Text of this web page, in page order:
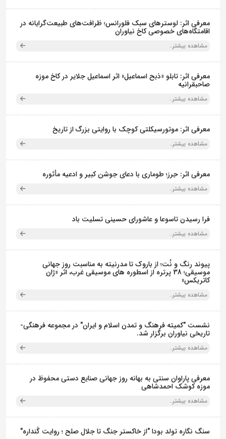
معرفی اثر: لوسترهای سبک فلورانس؛ ظرافت‌های طبیعت‌گرایانه در
اقامتگاه‌های خصوصی کاخ نیاوران
مشاهده بیشتر..
معرفی اثر: تابلو «ذبح اسماعیل» اثر اسماعیل جلایر در کاخ موزه
صاحبقرانیه
مشاهده بیشتر..
معرفی اثر: موتورسیکلتی کوچک با روایتی بزرگ از تاریخ
مشاهده بیشتر..
معرفی اثر: حِرز؛ طوماری با دعای جوشن کبیر و ادعیه مأثوره
مشاهده بیشتر..
فرا رسیدن تاسوعا و عاشورای حسینی تسلیت باد
مشاهده بیشتر..
پیوند رنگ و نُت؛ از باروک تا مدرنیته به مناسبت روز جهانی
موسیقی؛ 38 پرتره از اسطوره های موسیقی غرب، اثر «ژان
کاتریکس»
مشاهده بیشتر..
نشست "کمیته فرهنگ و تمدن اسلام و ایران" در مجموعه فرهنگی‌-
تاریخی نیاوران برگزار شد.
مشاهده بیشتر..
معرفی پاراوان سنتی به بهانه روز جهانی صنایع دستی محفوظ در
موزه کوشک احمدشاهی
مشاهده بیشتر..
سنگ نگاره تولد بودا "از خاکستر جنگ تا جلال صلح ؛ روایت گَنداره"